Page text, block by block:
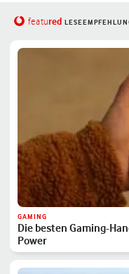
featured
GAMING
Die besten Gaming-
Power